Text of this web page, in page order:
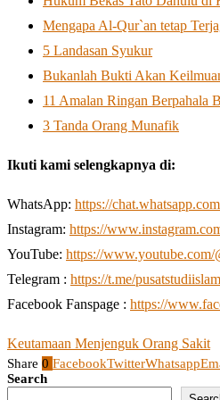
Mengapa Al-Qur`an tetap
5 Landasan Syukur
Bukanlah Bukti Akan
11 Amalan Ringan Berpahala
3 Tanda Orang Munafik
Ikuti kami selengkapnya di:
WhatsApp: https://
Instagram: https://
YouTube: https://www.youtube.com/
Telegram : https://t.me/
Facebook Fanspage : https://
Keutamaan Menjenguk Orang Sakit
Share 0 FacebookTwitterWhatsapp
Search